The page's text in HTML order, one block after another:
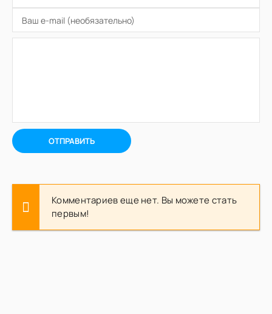
ОТПРАВИТЬ
Комментариев еще нет. Вы можете стать
первым!